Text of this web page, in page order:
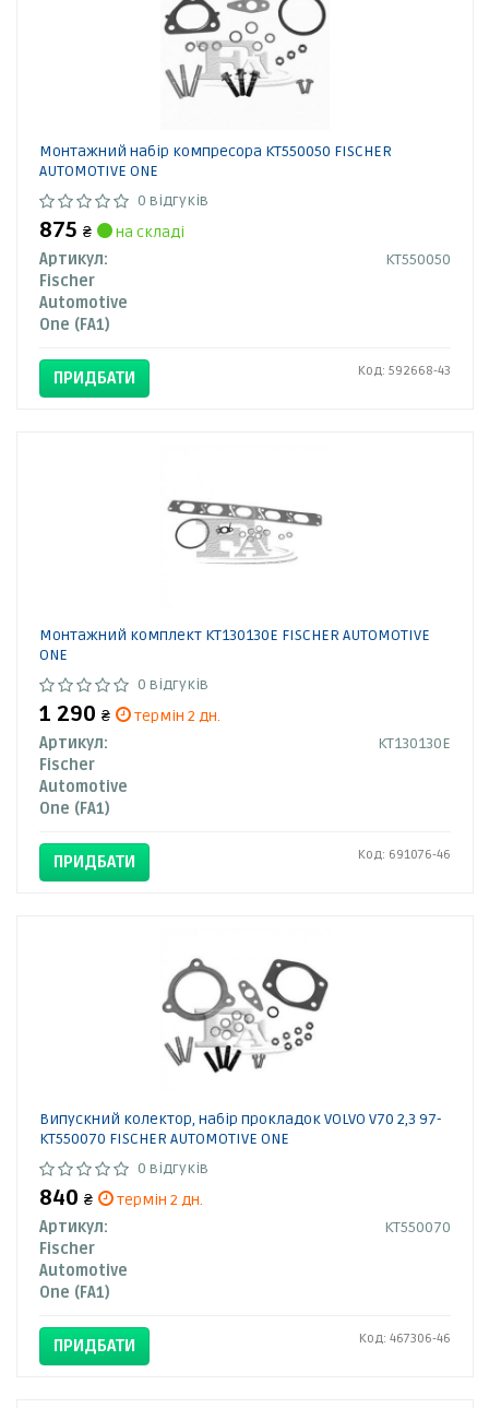
Монтажний набір компресора KT550050 FISCHER
AUTOMOTIVE ONE
0 відгуків
875 ₴
на складі
Артикул:
KT550050
Fischer
Automotive
One (FA1)
ПРИДБАТИ Код: 592668-43
Монтажний комплект KT130130E FISCHER AUTOMOTIVE
ONE
0 відгуків
1 290 ₴
термін 2 дн.
Артикул:
KT130130E
Fischer
Automotive
One (FA1)
ПРИДБАТИ Код: 691076-46
Випускний колектор, набір прокладок VOLVO V70 2,3 97-
KT550070 FISCHER AUTOMOTIVE ONE
0 відгуків
840 ₴
термін 2 дн.
Артикул:
KT550070
Fischer
Automotive
One (FA1)
ПРИДБАТИ Код: 467306-46